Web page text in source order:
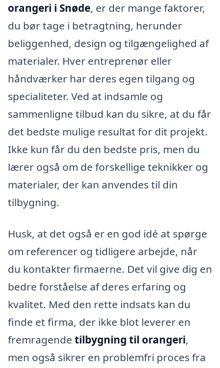
orangeri i Snøde, er der mange faktorer,
du bør tage i betragtning, herunder
beliggenhed, design og tilgængelighed af
materialer. Hver entreprenør eller
håndværker har deres egen tilgang og
specialiteter. Ved at indsamle og
sammenligne tilbud kan du sikre, at du får
det bedste mulige resultat for dit projekt.
Ikke kun får du den bedste pris, men du
lærer også om de forskellige teknikker og
materialer, der kan anvendes til din
tilbygning.
Husk, at det også er en god idé at spørge
om referencer og tidligere arbejde, når
du kontakter firmaerne. Det vil give dig en
bedre forståelse af deres erfaring og
kvalitet. Med den rette indsats kan du
finde et firma, der ikke blot leverer en
fremragende tilbygning til orangeri,
men også sikrer en problemfri proces fra